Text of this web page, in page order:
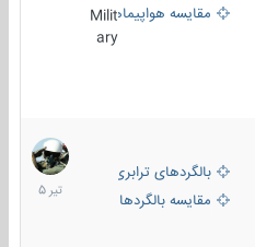
مقایسه هواپیماهاMilit
ary
بالگردهای ترابری
مقایسه بالگردها
22
تیر
1405